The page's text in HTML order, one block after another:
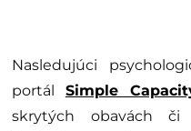
Nasledujúci
portál Simple
skrytých obavách či